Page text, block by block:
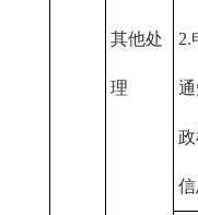
其他处
理
2.